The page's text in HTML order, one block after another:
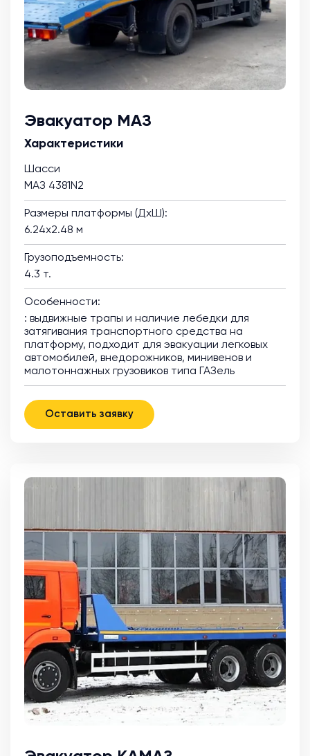
Эвакуатор МАЗ
Характеристики
Шасси
МАЗ 4381N2
Размеры платформы (ДхШ):
6.24х2.48 м
Грузоподъемность:
4.3 т.
Особенности:
: выдвижные трапы и наличие лебедки для
затягивания транспортного средства на
платформу, подходит для эвакуации легковых
автомобилей, внедорожников, минивенов и
малотоннажных грузовиков типа ГАЗель
Оставить заявку